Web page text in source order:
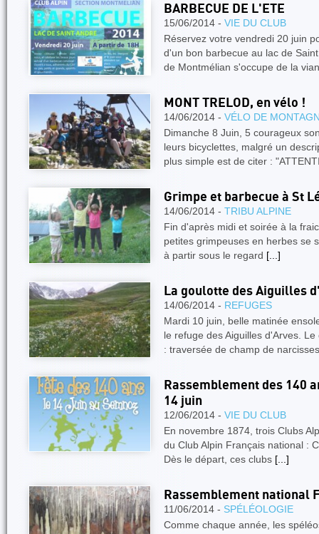
BARBECUE DE L'ETE
15/06/2014 - VIE DU CLUB
Réservez votre vendredi 20 juin
d'un bon barbecue au lac de
de Montmélian s'occupe de la
MONT TRELOD, en vélo !
14/06/2014 - VÉLO DE
Dimanche 8 Juin, 5 courageux
leurs bicyclettes, malgré un
plus simple est de citer :
Grimpe et barbecue à St
14/06/2014 - TRIBU ALPINE
Fin d'après midi et soirée à la
petites grimpeuses en herbes se
à partir sous le regard [...]
La goulotte des Aiguilles
14/06/2014 - REFUGES
Mardi 10 juin, belle matinée
le refuge des Aiguilles d'Arves.
: traversée de champ de
Rassemblement des 140
14 juin
12/06/2014 - VIE DU CLUB
En novembre 1874, trois Clubs
du Club Alpin Français national :
Dès le départ, ces clubs [...]
Rassemblement national
11/06/2014 - SPÉLÉOLOGIE
Comme chaque année, les